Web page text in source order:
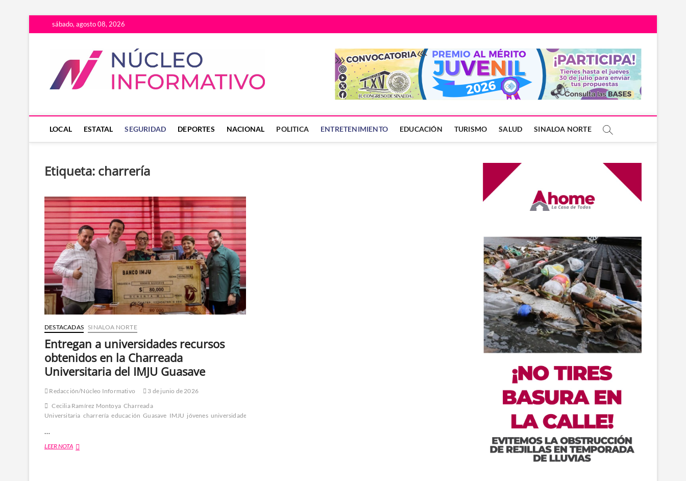
al
sábado, agosto 08, 2026
Núcleo Informativo
PORTAL DE NOTICIAS LOCALES DEL ESTADO DE SINALOA
LOCAL ESTATAL SEGURIDAD DEPORTES NACIONAL POLITICA ENTRETENIMIENTO EDUCACIÓN TURISMO SALUD SINALOA NORTE
Etiqueta: charrería
DESTACADAS SINALOA NORTE
Entregan a universidades recursos
obtenidos en la Charreada
Universitaria del IMJU Guasave
Redacción/Núcleo Informativo
3 de junio de 2026
Cecilia Ramírez Montoya Charreada
Universitaria charrería educación Guasave IMJU jóvenes universidades
…
LEER NOTAEntregan